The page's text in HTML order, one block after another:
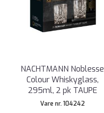
NACHTMANN Noblesse
Colour Whiskyglass,
295ml, 2 pk TAUPE
Vare nr. 104242